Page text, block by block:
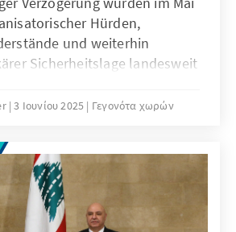
Hürden,
und weiterhin
Sicherheitslage landesweit
Ihr Zustandekommen
im Land und ist als
des Jahres amtierenden
unter Premierminister
des Präsidenten Joseph
Die Wahlen geben zudem
3 Ιουνίου 2025 Γεγονότα χωρών